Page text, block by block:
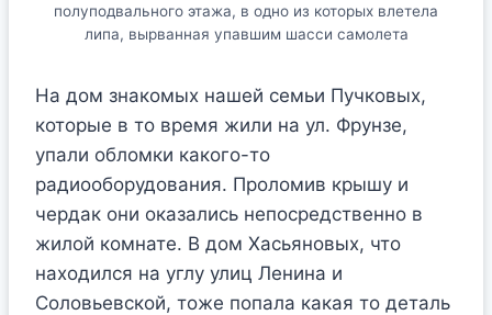
полуподвального этажа, в одно из которых влетела
липа, вырванная упавшим шасси самолета
На дом знакомых нашей семьи Пучковых,
которые в то время жили на ул. Фрунзе,
упали обломки какого-то
радиооборудования. Проломив крышу и
чердак они оказались непосредственно в
жилой комнате. В дом Хасьяновых, что
находился на углу улиц Ленина и
Соловьевской, тоже попала какая то деталь